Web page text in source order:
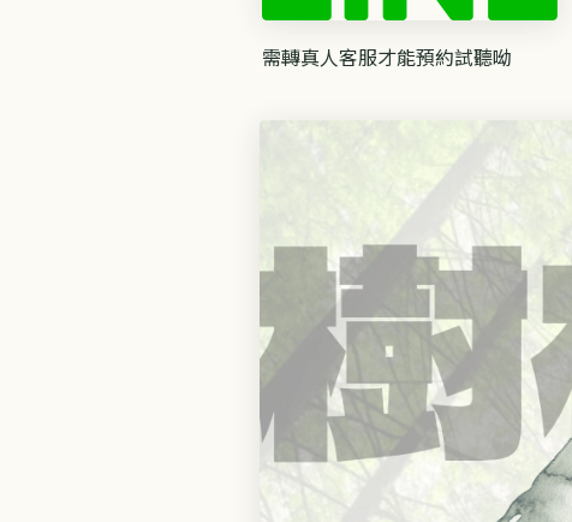
需轉真人客服才能預約試聽呦